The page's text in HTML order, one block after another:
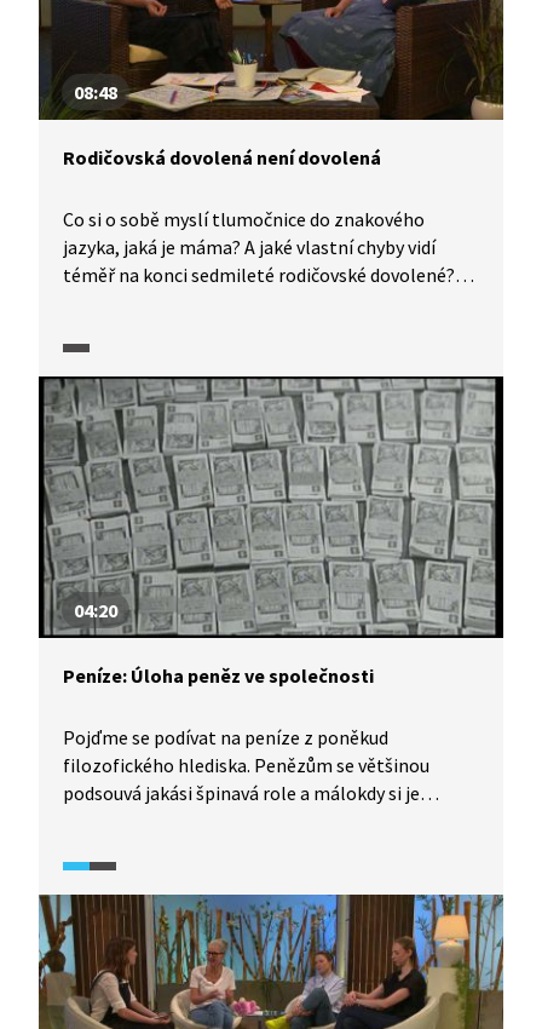
08:48
Rodičovská dovolená není dovolená
Co si o sobě myslí tlumočnice do znakového
jazyka, jaká je máma? A jaké vlastní chyby vidí
téměř na konci sedmileté rodičovské dovolené?
04:20
Peníze: Úloha peněz ve společnosti
Pojďme se podívat na peníze z poněkud
filozofického hlediska. Penězům se většinou
podsouvá jakási špinavá role a málokdy si je
jako mít jich příliš. Kromě jejich základní funkce
coby platidla slouží peníze v moderní společnosti
také jako prostředek k prosazování a distribuci
moci. Majetnější se rovná mocnější. Jenže to vede
k hrozným věcem. Ale aby společnost mohla
zdravě fungovat, musí vždy zůstat něco, co